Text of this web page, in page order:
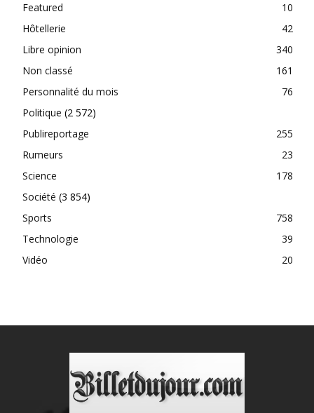
Featured
10
Hôtellerie
42
Libre opinion
340
Non classé
161
Personnalité du mois
76
Politique (2 572)
Publireportage
255
Rumeurs
23
Science
178
Société (3 854)
Sports
758
Technologie
39
Vidéo
20